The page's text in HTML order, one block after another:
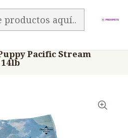
EN TODA LA TIENDA
Pacific Stream